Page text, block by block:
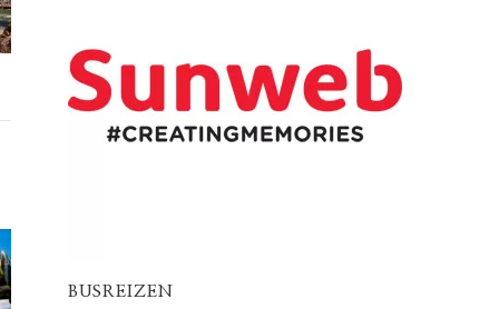
BUSREIZEN